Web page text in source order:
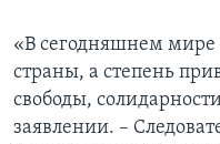
«В сегодняшнем мире
страны, а степень
свободы,
заявлении. –